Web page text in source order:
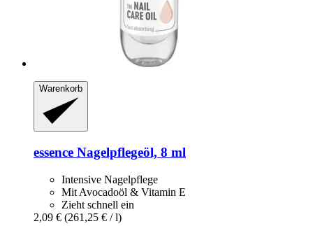
Warenkorb
essence Nagelpflegeöl, 8 ml
Intensive Nagelpflege
Mit Avocadoöl & Vitamin E
Zieht schnell ein
2,09 € (261,25 € / l)